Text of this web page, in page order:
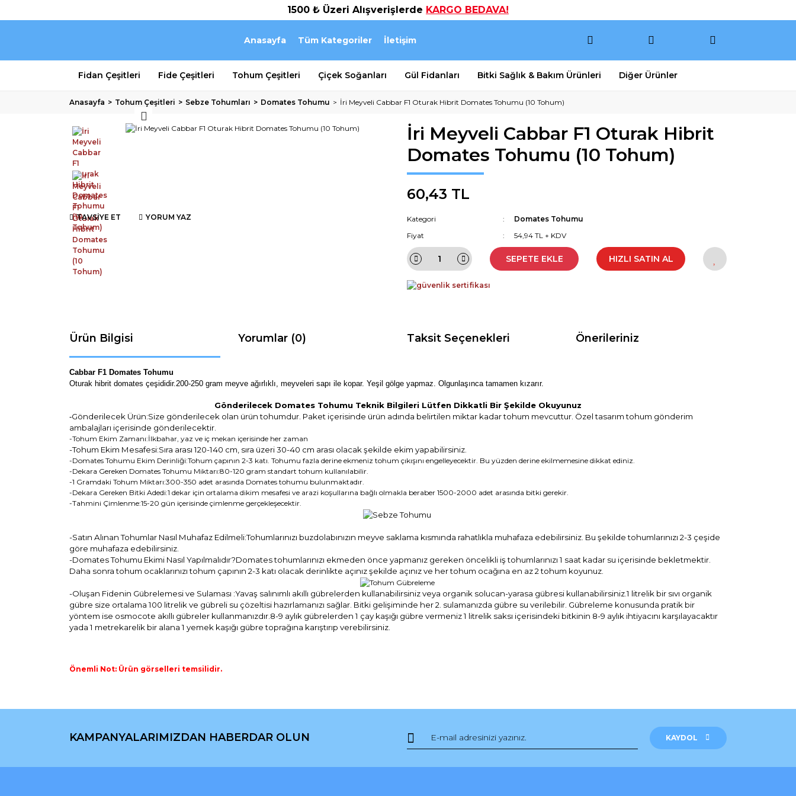
1500 ₺ Üzeri Alışverişlerde KARGO BEDAVA!
Anasayfa Tüm Kategoriler İletişim
Fidan Çeşitleri Fide Çeşitleri Tohum Çeşitleri Çiçek Soğanları Gül Fidanları Bitki Sağlık & Bakım Ürünleri Diğer Ürünler
Anasayfa Tohum Çeşitleri Sebze Tohumları Domates Tohumu İri Meyveli Cabbar F1 Oturak Hibrit Domates Tohumu (10 Tohum)
TAVSİYE ET YORUM YAZ
İri Meyveli Cabbar F1 Oturak Hibrit
Domates Tohumu (10 Tohum)
60,43 TL
Kategori
Domates Tohumu
Fiyat
54,94 TL + KDV
SEPETE EKLE HIZLI SATIN AL
Ürün Bilgisi Yorumlar (0) Taksit Seçenekleri Önerileriniz
Cabbar F1 Domates Tohumu
Oturak hibrit domates çeşididir.200-250 gram meyve ağırlıklı, meyveleri sapı ile kopar. Yeşil gölge yapmaz. Olgunlaşınca tamamen kızarır.
Gönderilecek Domates Tohumu Teknik Bilgileri Lütfen Dikkatli Bir Şekilde Okuyunuz
-Gönderilecek Ürün:Size gönderilecek olan ürün tohumdur. Paket içerisinde ürün adında belirtilen miktar kadar tohum mevcuttur. Özel tasarım tohum gönderim
ambalajları içerisinde gönderilecektir.
-Tohum Ekim Zamanı:İlkbahar, yaz ve iç mekan içerisinde her zaman
-Tohum Ekim Mesafesi:Sıra arası 120-140 cm, sıra üzeri 30-40 cm arası olacak şekilde ekim yapabilirsiniz.
-Domates Tohumu Ekim Derinliği:Tohum çapının 2-3 katı. Tohumu fazla derine ekmeniz tohum çıkışını engelleyecektir. Bu yüzden derine ekilmemesine dikkat ediniz.
-Dekara Gereken Domates Tohumu Miktarı:80-120 gram standart tohum kullanılabilir.
-1 Gramdaki Tohum Miktarı:300-350 adet arasında Domates tohumu bulunmaktadır.
-Dekara Gereken Bitki Adedi:1 dekar için ortalama dikim mesafesi ve arazi koşullarına bağlı olmakla beraber 1500-2000 adet arasında bitki gerekir.
-Tahmini Çimlenme:15-20 gün içerisinde çimlenme gerçekleşecektir.
-Satın Alınan Tohumlar Nasıl Muhafaz Edilmeli:Tohumlarınızı buzdolabınızın meyve saklama kısmında rahatlıkla muhafaza edebilirsiniz. Bu şekilde tohumlarınızı 2-3 çeşide
göre muhafaza edebilirsiniz.
-Domates Tohumu Ekimi Nasıl Yapılmalıdır?Domates tohumlarınızı ekmeden önce yapmanız gereken öncelikli iş tohumlarınızı 1 saat kadar su içerisinde bekletmektir.
Daha sonra tohum ocaklarınızı tohum çapının 2-3 katı olacak derinlikte açınız şekilde açınız ve her tohum ocağına en az 2 tohum koyunuz.
-Oluşan Fidenin Gübrelemesi ve Sulaması :Yavaş salınımlı akıllı gübrelerden kullanabilirsiniz veya organik solucan-yarasa gübresi kullanabilirsiniz.1 litrelik bir sıvı organik
gübre size ortalama 100 litrelik ve gübreli su çözeltisi hazırlamanızı sağlar. Bitki gelişiminde her 2. sulamanızda gübre su verilebilir. Gübreleme konusunda pratik bir
yöntem ise osmocote akıllı gübreler kullanmanızdır.8-9 aylık gübrelerden 1 çay kaşığı gübre vermeniz 1 litrelik saksı içerisindeki bitkinin 8-9 aylık ihtiyacını karşılayacaktır
yada 1 metrekarelik bir alana 1 yemek kaşığı gübre toprağına karıştırıp verebilirsiniz.
Önemli Not: Ürün görselleri temsilidir.
Yorum Yaz
Görüş ve önerileriniz için teşekkür ederiz.
Ürün resmi kalitesiz, bozuk veya görüntülenemiyor.
Ürün bilgilerinde hatalar bulunuyor.
KAMPANYALARIMIZDAN HABERDAR OLUN KAYDOL